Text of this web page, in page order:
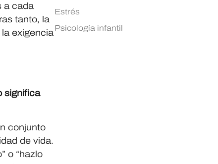
a cada
tanto, la
exigencia
significa
conjunto
de vida.
o “hazlo
Estrés
Psicología infantil